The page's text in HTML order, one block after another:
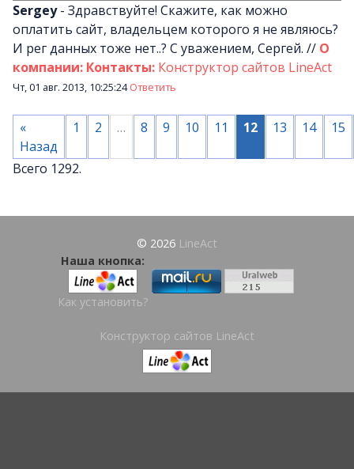
Sergey- Здравствуйте! Скажите, как можно
оплатить сайт, владельцем которого я не являюсь?
И рег данных тоже нет..? С уважением, Сергей. // О
компании: Контакты: Конструктор сайтов LineAct
Чт, 01 авг. 2013, 10:25:24Ответить
«
Назад
1 2 … 8 9 10 11 12 13 14 15
Всего 1292.
© 2026 LineAct
Наша кнопка:
Как установить?
Конструктор сайтов LineAct